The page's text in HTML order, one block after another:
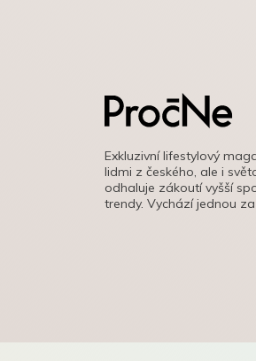
Exkluzivní lifestylový
lidmi z českého, ale i
odhaluje zákoutí vyšší
trendy. Vychází jednou